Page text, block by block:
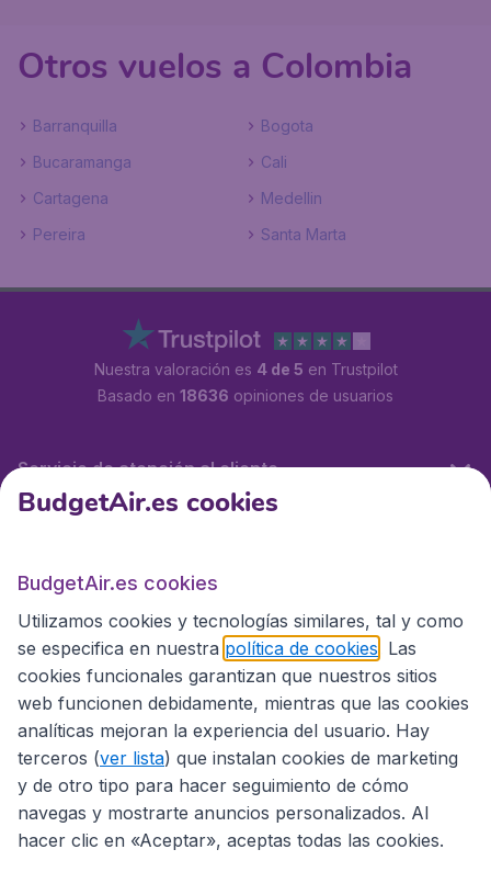
Otros vuelos a Colombia
Barranquilla
Bogota
Bucaramanga
Cali
Cartagena
Medellin
Pereira
Santa Marta
Nuestra valoración es 4 de 5 en Trustpilot
Basado en 18636 opiniones de usuarios
Servicio de atención al cliente
Sitios internacionales
BudgetAir.es cookies
BudgetAir.es cookies
Utilizamos cookies y tecnologías similares, tal y como
se especifica en nuestra política de cookies . Las
cookies funcionales garantizan que nuestros sitios
web funcionen debidamente, mientras que las cookies
analíticas mejoran la experiencia del usuario. Hay
terceros (ver lista) que instalan cookies de marketing
y de otro tipo para hacer seguimiento de cómo
navegas y mostrarte anuncios personalizados. Al
hacer clic en «Aceptar», aceptas todas las cookies.